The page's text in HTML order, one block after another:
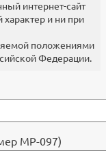
интернет-сайт
и ни при
положениями
Федерации.
МР-097)